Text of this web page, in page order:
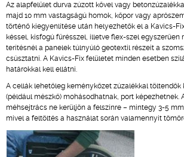
Az alapfelület durva zúzott kővel vagy
majd 10 mm vastagságú homok, kőpor vagy
történő kiegyenlítése után helyezhetők el a Kavics-
késsel, kisfogú fűrésszel, illetve flex-szel egyszerűen
terítésnél a panelek túlnyúló geotextil részeit a
csúsztatni. A Kavics-Fix felületet minden esetben
határokkal kell ellátni.
A cellák lehetőleg keménykőzet zúzalékkal töltendők
(például mészkő) mohásodhatnak, port képezhetnek.
méhsejtrács ne kerüljön a felszínre – mintegy 3-5
mivel a feltöltés a használat során valamennyit